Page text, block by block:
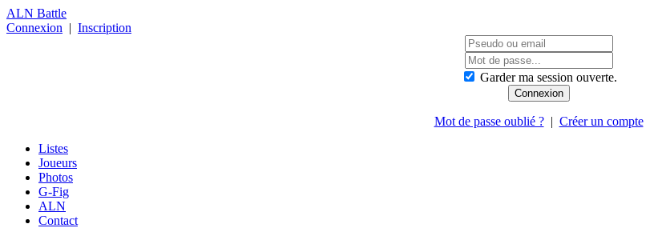
ALN Battle
Connexion | Inscription
Garder ma session ouverte.
Mot de passe oublié ?| Créer un compte
Listes
Joueurs
Photos
G-Fig
ALN
Contact